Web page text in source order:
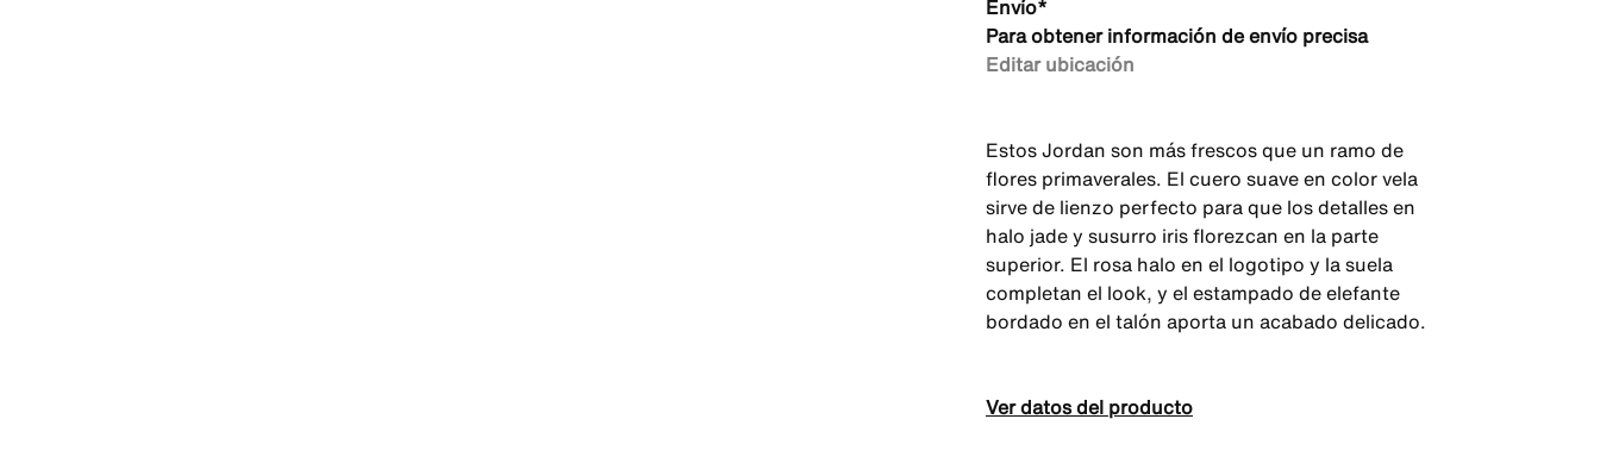
Envío*
Para obtener información de envío precisa
Editar ubicación
Estos Jordan son más frescos que un ramo de
flores primaverales. El cuero suave en color vela
sirve de lienzo perfecto para que los detalles en
halo jade y susurro iris florezcan en la parte
superior. El rosa halo en el logotipo y la suela
completan el look, y el estampado de elefante
bordado en el talón aporta un acabado delicado.
Ver datos del producto